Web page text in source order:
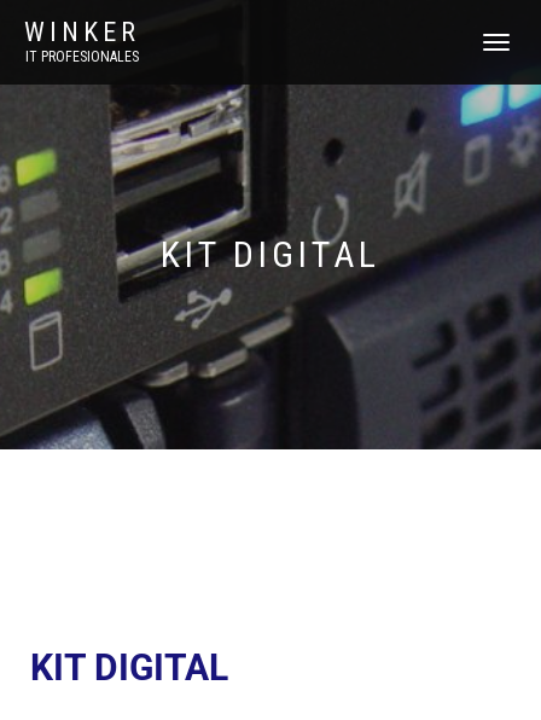
WINKER
IT PROFESIONALES
CAMBIAR
KIT DIGITAL
KIT DIGITAL